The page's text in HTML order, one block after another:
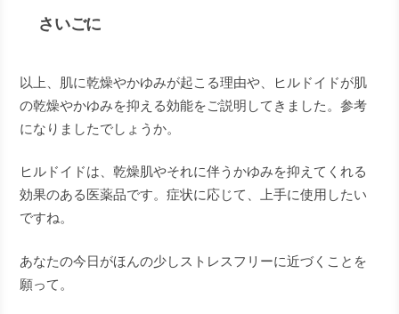
さいごに
以上、肌に乾燥やかゆみが起こる理由や、ヒルドイドが肌
の乾燥やかゆみを抑える効能をご説明してきました。参考
になりましたでしょうか。
ヒルドイドは、乾燥肌やそれに伴うかゆみを抑えてくれる
効果のある医薬品です。症状に応じて、上手に使用したい
ですね。
あなたの今日がほんの少しストレスフリーに近づくことを
願って。